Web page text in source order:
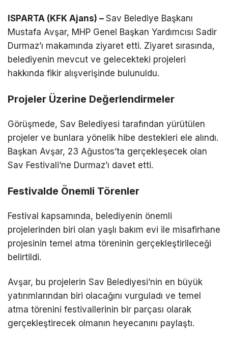
ISPARTA (KFK Ajans) – Sav Belediye Başkanı
Mustafa Avşar, MHP Genel Başkan Yardımcısı Sadir
Durmaz’ı makamında ziyaret etti. Ziyaret sırasında,
belediyenin mevcut ve gelecekteki projeleri
hakkında fikir alışverişinde bulunuldu.
Projeler Üzerine Değerlendirmeler
Görüşmede, Sav Belediyesi tarafından yürütülen
projeler ve bunlara yönelik hibe destekleri ele alındı.
Başkan Avşar, 23 Ağustos’ta gerçekleşecek olan
Sav Festivali’ne Durmaz’ı davet etti.
Festivalde Önemli Törenler
Festival kapsamında, belediyenin önemli
projelerinden biri olan yaşlı bakım evi ile misafirhane
projesinin temel atma töreninin gerçekleştirileceği
belirtildi.
Avşar, bu projelerin Sav Belediyesi’nin en büyük
yatırımlarından biri olacağını vurguladı ve temel
atma törenini festivallerinin bir parçası olarak
gerçekleştirecek olmanın heyecanını paylaştı.